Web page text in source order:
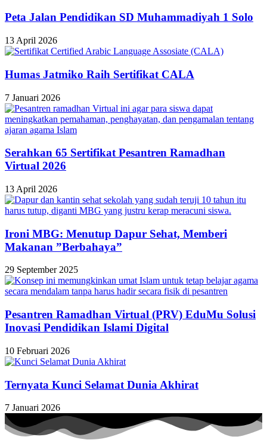
Peta Jalan Pendidikan SD Muhammadiyah 1 Solo
13 April 2026
Humas Jatmiko Raih Sertifikat CALA
7 Januari 2026
Serahkan 65 Sertifikat Pesantren Ramadhan
Virtual 2026
13 April 2026
Ironi MBG: Menutup Dapur Sehat, Memberi
Makanan ”Berbahaya”
29 September 2025
Pesantren Ramadhan Virtual (PRV) EduMu Solusi
Inovasi Pendidikan Islami Digital
10 Februari 2026
Ternyata Kunci Selamat Dunia Akhirat
7 Januari 2026